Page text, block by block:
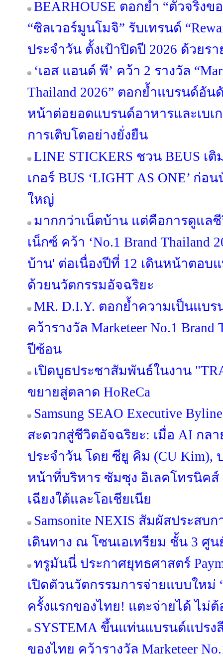
BEARHOUSE ตอกย้ำ “ตัวจริง
“ซิลเวอร์มูนโมจิ” รับเทรนด์
ประจำวัน ตั้งเป้าปิดปี 2026 ด้วยร
‘เอส แอนด์ พี’ คว้า 2 รางวัล
Thailand 2026” ตอกย้ำแบรนด์อั
หน้าต่อยอดแบรนด์อาหารและเบเ
การเติบโตอย่างยั่งยืน
LINE STICKERS ชวน BEUS
เกอร์ BUS ‘LIGHT AS ONE’ ก่
ใหญ่
มากกว่าเน็ตบ้าน แต่คือการดูแล
เน็กซ์ คว้า ‘No.1 Brand Thailand
บ้าน' ต่อเนื่องปีที่ 12 เดินหน้าตอบ
ด้วยนวัตกรรมอัจฉริยะ
MR. D.I.Y. ตอกย้ำความเป็นแบ
คว้ารางวัล Marketeer No.1 Brand
ปีซ้อน
เปิดบูธประชาสัมพันธ์ในงาน
ขยายสู่ตลาด HoReCa
Samsung SEAO Executive
สะดวกสู่ชีวิตอัจฉริยะ: เมื่อ AI กล
ประจำวัน โดย ซียู คิม (CU Kim),
หน้าที่บริหาร ซัมซุง อิเลคโทรนิค
เฉียงใต้และโอเชียเนีย
Samsonite NEXIS สัมผัสประส
เดินทาง ณ โซนเอเทรียม ชั้น 3 ศูน
ทรูมันนี่ ประกาศยุทธศาสตร์
เปิดตัวนวัตกรรมการจ่ายแบบใหม่
ครั้งแรกของไทย! แตะจ่ายได้ ไม่ต้
SYSTEMA ขึ้นแท่นแบรนด์แปร
ของไทย คว้ารางวัล Marketeer